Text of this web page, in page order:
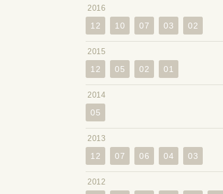
2016
12 10 07 03 02
2015
12 05 02 01
2014
05
2013
12 07 06 04 03
2012